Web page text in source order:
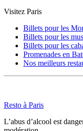
Visitez Paris
Billets pour les
Billets pour les
Billets pour les
Promenades en
Nos meilleurs
Resto à Paris
L’abus d’alcool est